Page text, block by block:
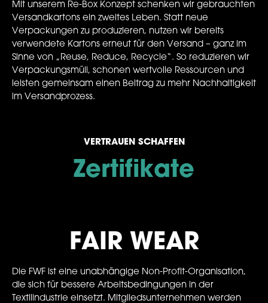
Mit unserem Re-Box Konzept schenken wir gebrauchten
Versandkartons ein zweites Leben. Statt neue
Verpackungen zu produzieren, nutzen wir bereits
verwendete Kartons erneut für den Versand – ganz im
Sinne von „Reuse, Reduce, Recycle“. So reduzieren wir
Verpackungsmüll, schonen wertvolle Ressourcen und
leisten gemeinsam einen Beitrag zu mehr Nachhaltigkeit
im Versandprozess.
VERTRAUEN SCHAFFEN
Zertifikate
FAIR WEAR
Die FWF ist eine unabhängige Non-Profit-Organisation,
die sich für bessere Arbeitsbedingungen in der
Textilindustrie einsetzt. Mitgliedsunternehmen werden